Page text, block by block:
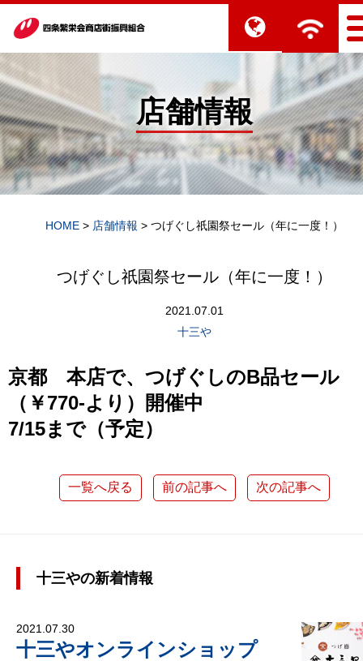
店舗情報
HOME > 店舗情報 > つげぐし祇園祭セール（年に一度！）
つげぐし祇園祭セール（年に一度！）
2021.07.01
十三や
京都 本店で、つげぐしのB品セール
（￥770-より）開催中
7/15まで（予定）
一覧へ戻る 前の記事へ 次の記事へ
十三やの新着情報
2021.07.30
十三やオンラインショップ